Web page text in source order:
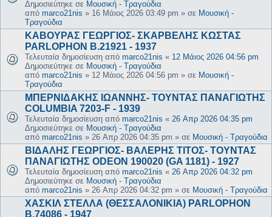
Δημοσιεύτηκε σε Μουσική - Τραγούδια
από marco21nis » 16 Μάιος 2026 03:49 pm » σε Μουσική -
Τραγούδια
ΚΑΒΟΥΡΑΣ ΓΕΩΡΓΙΟΣ- ΣΚΑΡΒΕΛΗΣ ΚΩΣΤΑΣ
PARLOPHON B.21921 - 1937
Τελευταία δημοσίευση από marco21nis « 12 Μάιος 2026 04:56 pm
Δημοσιεύτηκε σε Μουσική - Τραγούδια
από marco21nis » 12 Μάιος 2026 04:56 pm » σε Μουσική -
Τραγούδια
ΜΠΕΡΝΙΔΑΚΗΣ ΙΩΑΝΝΗΣ- ΤΟΥΝΤΑΣ ΠΑΝΑΓΙΩΤΗΣ
COLUMBIA 7203-F - 1939
Τελευταία δημοσίευση από marco21nis « 26 Απρ 2026 04:35 pm
Δημοσιεύτηκε σε Μουσική - Τραγούδια
από marco21nis » 26 Απρ 2026 04:35 pm » σε Μουσική - Τραγούδια
ΒΙΔΑΛΗΣ ΓΕΩΡΓΙΟΣ- ΒΑΛΕΡΗΣ ΤΙΤΟΣ- ΤΟΥΝΤΑΣ
ΠΑΝΑΓΙΩΤΗΣ ODEON 190020 (GA 1181) - 1927
Τελευταία δημοσίευση από marco21nis « 26 Απρ 2026 04:32 pm
Δημοσιεύτηκε σε Μουσική - Τραγούδια
από marco21nis » 26 Απρ 2026 04:32 pm » σε Μουσική - Τραγούδια
ΧΑΣΚΙΛ ΣΤΕΛΛΑ (ΘΕΣΣΑΛΟΝΙΚΙΑ) PARLOPHON
B.74086 - 1947